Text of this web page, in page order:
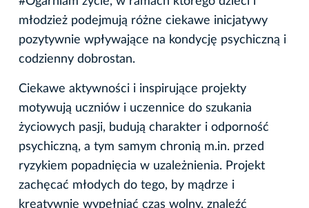
młodzież podejmują różne ciekawe inicjatywy
pozytywnie wpływające na kondycję psychiczną i
codzienny dobrostan.
Ciekawe aktywności i inspirujące projekty
motywują uczniów i uczennice do szukania
życiowych pasji, budują charakter i odporność
psychiczną, a tym samym chronią m.in. przed
ryzykiem popadnięcia w uzależnienia. Projekt
zachęcać młodych do tego, by mądrze i
kreatywnie wypełniać czas wolny, znaleźć